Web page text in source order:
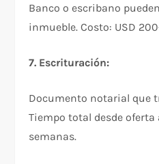
Banco o escribano
inmueble. Costo: USD
7. Escrituración:
Documento notarial que
Tiempo total desde
semanas.​